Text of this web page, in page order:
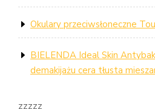
Okulary przeciwsłoneczne
BIELENDA Ideal Skin
demakijażu cera tłusta
zzzzz